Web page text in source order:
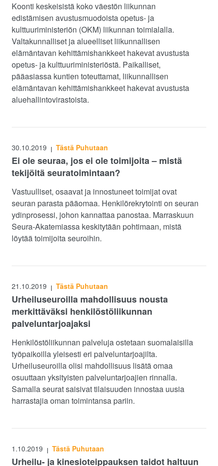
Koonti keskeisistä koko väestön liikunnan
edistämisen avustusmuodoista opetus- ja
kulttuuriministeriön (OKM) liikunnan toimialalla.
Valtakunnalliset ja alueelliset liikunnallisen
elämäntavan kehittämishankkeet hakevat avustusta
opetus- ja kulttuuriministeriöstä. Paikalliset,
pääasiassa kuntien toteuttamat, liikunnallisen
elämäntavan kehittämishankkeet hakevat avustusta
aluehallintovirastoista.
30.10.2019 | Tästä Puhutaan
Ei ole seuraa, jos ei ole toimijoita – mistä
tekijöitä seuratoimintaan?
Vastuulliset, osaavat ja innostuneet toimijat ovat
seuran parasta pääomaa. Henkilörekrytointi on seuran
ydinprosessi, johon kannattaa panostaa. Marraskuun
Seura-Akatemiassa keskitytään pohtimaan, mistä
löytää toimijoita seuroihin.
21.10.2019 | Tästä Puhutaan
Urheiluseuroilla mahdollisuus nousta
merkittäväksi henkilöstöliikunnan
palveluntarjoajaksi
Henkilöstöliikunnan palveluja ostetaan suomalaisilla
työpaikoilla yleisesti eri palveluntarjoajilta.
Urheiluseuroilla olisi mahdollisuus lisätä omaa
osuuttaan yksityisten palveluntarjoajien rinnalla.
Samalla seurat saisivat tilaisuuden innostaa uusia
harrastajia oman toimintansa pariin.
1.10.2019 | Tästä Puhutaan
Urheilu- ja kinesioteippauksen taidot haltuun